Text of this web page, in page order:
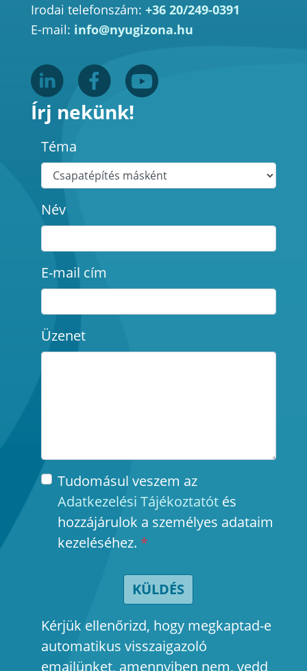
Irodai telefonszám: +36 20/249-0391
E-mail: info@nyugizona.hu
Írj nekünk!
Téma
Név
E-mail cím
Üzenet
Tudomásul veszem az
Adatkezelési Tájékoztatótés
hozzájárulok a személyes adataim
kezeléséhez. *
KÜLDÉS
Kérjük ellenőrizd, hogy megkaptad-e
automatikus visszaigazoló
emailünket, amennyiben nem, vedd